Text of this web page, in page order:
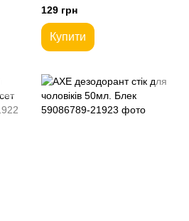
Whitewater
129 грн
Купити